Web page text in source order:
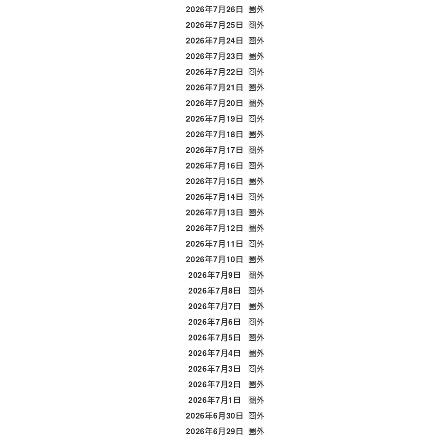
2026年7月26日 圏外
2026年7月25日 圏外
2026年7月24日 圏外
2026年7月23日 圏外
2026年7月22日 圏外
2026年7月21日 圏外
2026年7月20日 圏外
2026年7月19日 圏外
2026年7月18日 圏外
2026年7月17日 圏外
2026年7月16日 圏外
2026年7月15日 圏外
2026年7月14日 圏外
2026年7月13日 圏外
2026年7月12日 圏外
2026年7月11日 圏外
2026年7月10日 圏外
2026年7月9日
圏外
2026年7月8日
圏外
2026年7月7日
圏外
2026年7月6日
圏外
2026年7月5日
圏外
2026年7月4日
圏外
2026年7月3日
圏外
2026年7月2日
圏外
2026年7月1日
圏外
2026年6月30日 圏外
2026年6月29日 圏外